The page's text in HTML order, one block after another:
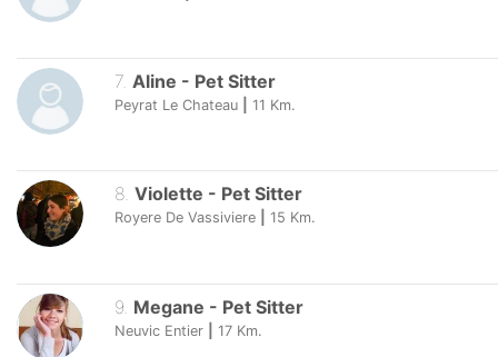
7. Aline - Pet Sitter
Peyrat Le Chateau 11 Km.
8. Violette - Pet Sitter
Royere De Vassiviere 15 Km.
9 Megane - Pet Sitter
Neuvic Entier 17 Km.